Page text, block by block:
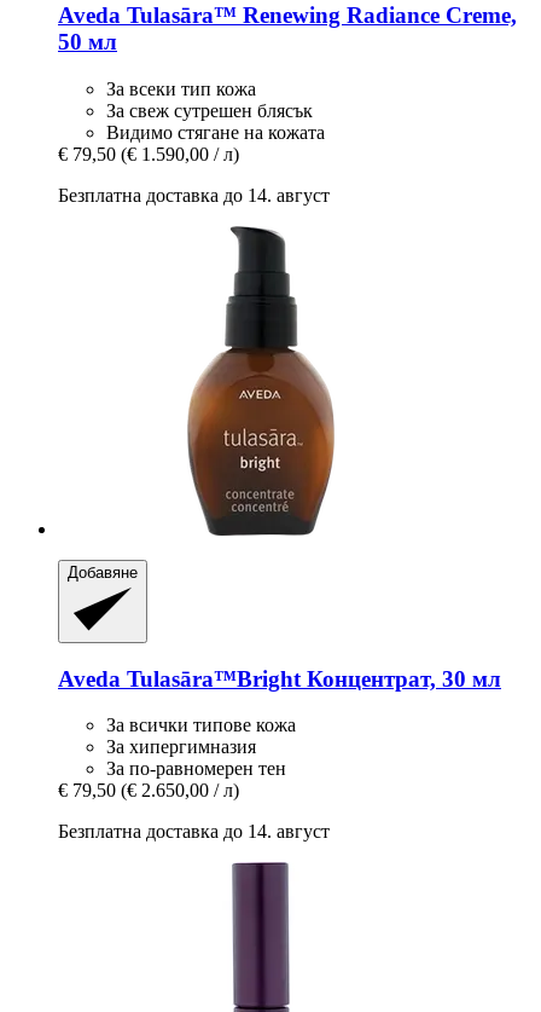
Aveda Tulasāra™ Renewing Radiance Creme,
50 мл
За всеки тип кожа
За свеж сутрешен блясък
Видимо стягане на кожата
€ 79,50 (€ 1.590,00 / л)
Безплатна доставка до 14. август
Добавяне
Aveda Tulasāra™Bright Концентрат, 30 мл
За всички типове кожа
За хипергимназия
За по-равномерен тен
€ 79,50 (€ 2.650,00 / л)
Безплатна доставка до 14. август